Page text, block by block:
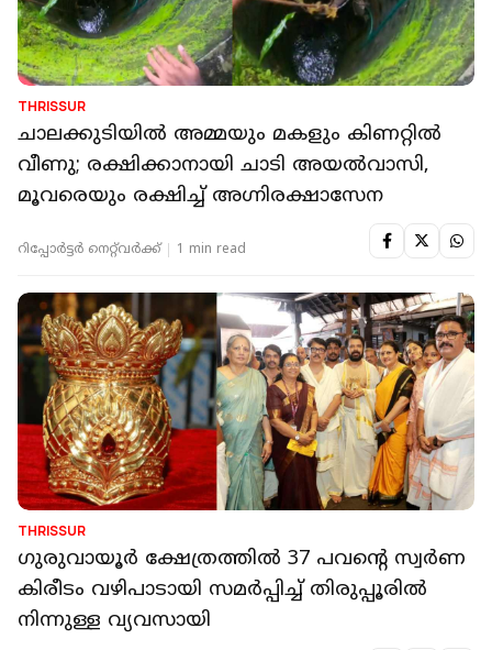
THRISSUR
ചാലക്കുടിയില്‍ അമ്മയും മകളും കിണറ്റില്‍
വീണു; രക്ഷിക്കാനായി ചാടി അയല്‍വാസി,
മൂവരെയും രക്ഷിച്ച് അഗ്നിരക്ഷാസേന
റിപ്പോർട്ടർ നെറ്റ്‌വര്‍ക്ക്‌ 1 min read
THRISSUR
ഗുരുവായൂർ ക്ഷേത്രത്തിൽ 37 പവന്റെ സ്വര്‍ണ
കിരീടം വഴിപാടായി സമര്‍പ്പിച്ച് തിരുപ്പൂരില്‍
നിന്നുള്ള വ്യവസായി